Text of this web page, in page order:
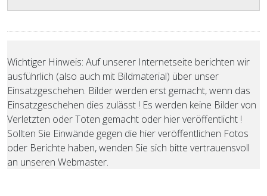
Wichtiger Hinweis: Auf unserer Internetseite berichten wir
ausführlich (also auch mit Bildmaterial) über unser
Einsatzgeschehen. Bilder werden erst gemacht, wenn das
Einsatzgeschehen dies zulässt ! Es werden keine Bilder von
Verletzten oder Toten gemacht oder hier veröffentlicht !
Sollten Sie Einwände gegen die hier veröffentlichen Fotos
oder Berichte haben, wenden Sie sich bitte vertrauensvoll
an unseren Webmaster.